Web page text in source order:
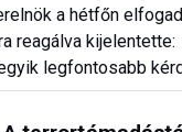
a hétfőn
reagálva
legfontosabb